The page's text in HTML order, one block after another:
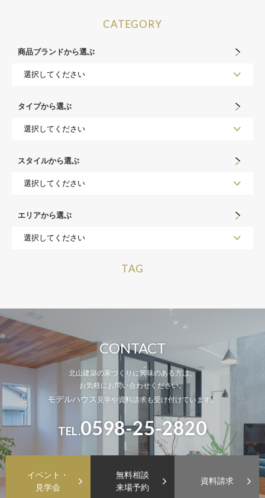
CATEGORY
商品ブランドから選ぶ
タイプから選ぶ
スタイルから選ぶ
エリアから選ぶ
TAG
CONTACT
北山建築の家づくりに興味のある方は、
お気軽にお問い合わせください。
モデルハウス 見学や資料請求も受け付けています。
TEL.0598-25-2820
イベント・
見学会
無料相談
来場予約
資料請求